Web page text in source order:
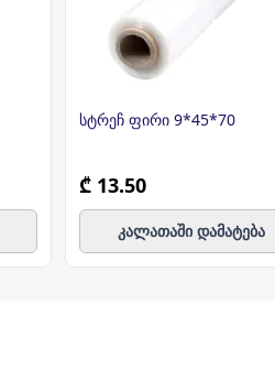
სტრეჩ ფირი 9*45*70
₾ 13.50
კალათაში დამატება